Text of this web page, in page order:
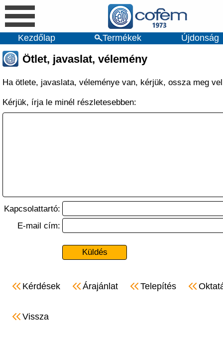
Kezdőlap Termékek Újdonság
Ötlet, javaslat, vélemény
Ha ötlete, javaslata, véleménye van, kérjük, ossza meg
Kérjük, írja le minél részletesebben:
Kapcsolattartó:
E-mail cím:
Kérdések Árajánlat Telepítés
Vissza